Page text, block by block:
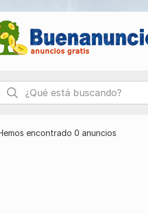
encontrado 0 anuncios